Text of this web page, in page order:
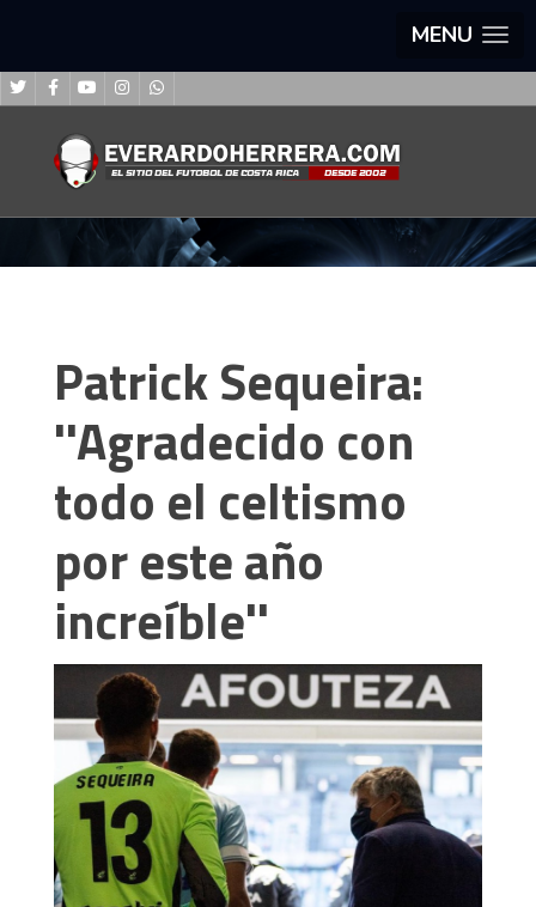
MENU
Patrick Sequeira:
''Agradecido con
todo el celtismo
por este año
increíble''